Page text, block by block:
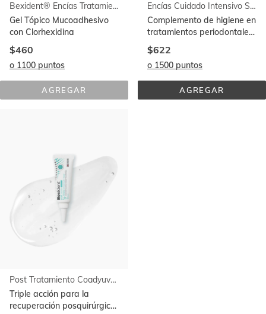
Bexident® Encías Tratamiento Coadyuvante Gel Tópico
Gel Tópico Mucoadhesivo
con Clorhexidina
$460
o 1100 puntos
AGREGARBEXIDENT®
Encías Cuidado Intensivo Spray
Complemento de higiene en
tratamientos periodontales.
Con clorhexidina al 0,2%
$622
o 1500 puntos
AGREGAR
ENCÍAS
Post Tratamiento Coadyuvante Gel Tópico
Triple acción para la
recuperación posquirúrgica.